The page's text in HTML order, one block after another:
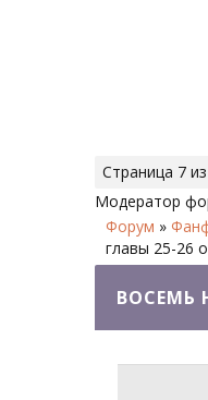
Страница 7 из
Модератор
Форум »
главы 25-26
ВОСЕМЬ